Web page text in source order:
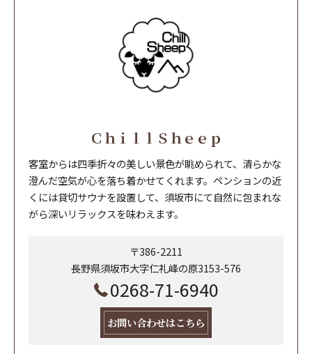
ＣｈｉｌｌＳｈｅｅｐ
客室からは四季折々の美しい景色が眺められて、清らかな
澄んだ空気が心を落ち着かせてくれます。ペンションの近
くには貸切サウナを設置して、須坂市にて自然に包まれな
がら深いリラックスを味わえます。
〒386-2211
長野県須坂市大字仁礼峰の原3153-576
0268-71-6940
お問い合わせはこちら